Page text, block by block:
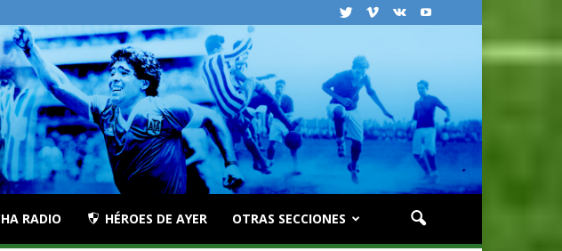
RADIO HÉROES DE AYER OTRAS SECCIONES